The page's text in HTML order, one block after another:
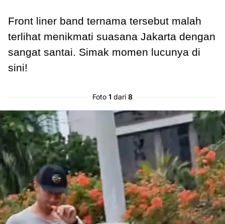
Front liner band ternama tersebut malah
terlihat menikmati suasana Jakarta dengan
sangat santai. Simak momen lucunya di
sini!
Foto 1 dari 8